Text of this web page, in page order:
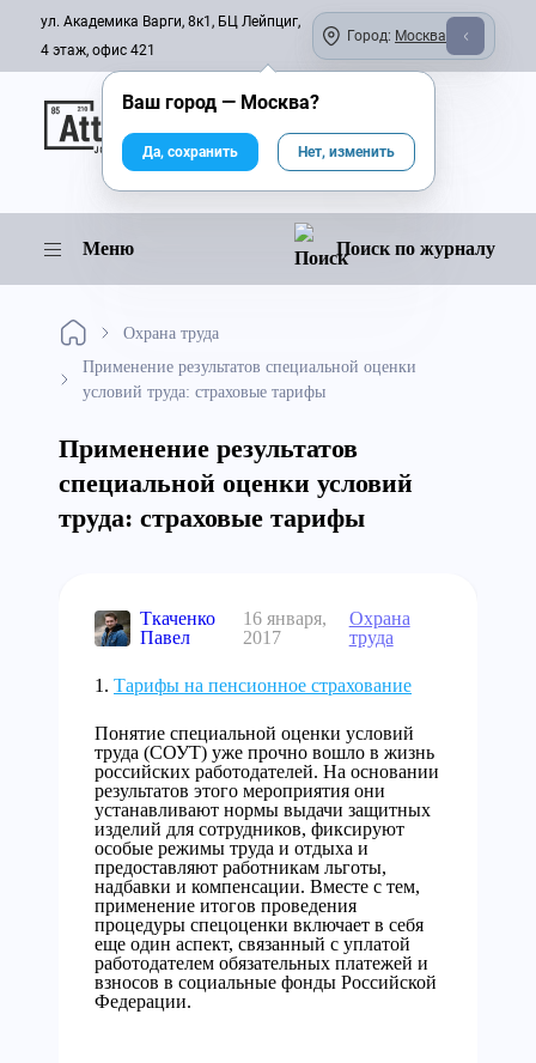
ул. Академика Варги, 8к1, БЦ Лейпциг,
4 этаж, офис 421
Город: Москва
Онлайн-журнал
Меню Поиск по журналу
Охрана труда
Применение результатов специальной оценки
условий труда: страховые тарифы
Применение результатов
специальной оценки условий
труда: страховые тарифы
Ткаченко
Павел
16 января,
2017
Охрана
труда
Тарифы на пенсионное страхование
Понятие специальной оценки условий
труда (СОУТ) уже прочно вошло в жизнь
российских работодателей. На основании
результатов этого мероприятия они
устанавливают нормы выдачи защитных
изделий для сотрудников, фиксируют
особые режимы труда и отдыха и
предоставляют работникам льготы,
надбавки и компенсации. Вместе с тем,
применение итогов проведения
процедуры спецоценки включает в себя
еще один аспект, связанный с уплатой
работодателем обязательных платежей и
взносов в социальные фонды Российской
Федерации.
Ваш город — Москва?
Да, сохранить Нет, изменить